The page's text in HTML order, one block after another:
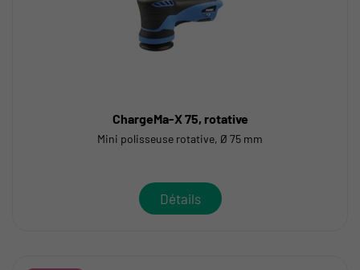
ChargeMa-X 75, rotative
Mini polisseuse rotative, Ø 75 mm
Détails